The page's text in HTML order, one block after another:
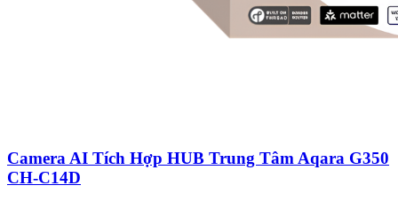
Camera AI Tích Hợp HUB Trung Tâm Aqara G350
CH-C14D